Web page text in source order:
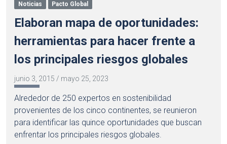
Noticias Pacto Global
Elaboran mapa de oportunidades:
herramientas para hacer frente a
los principales riesgos globales
junio 3, 2015 / mayo 25, 2023
Alrededor de 250 expertos en sostenibilidad
provenientes de los cinco continentes, se reunieron
para identificar las quince oportunidades que buscan
enfrentar los principales riesgos globales.